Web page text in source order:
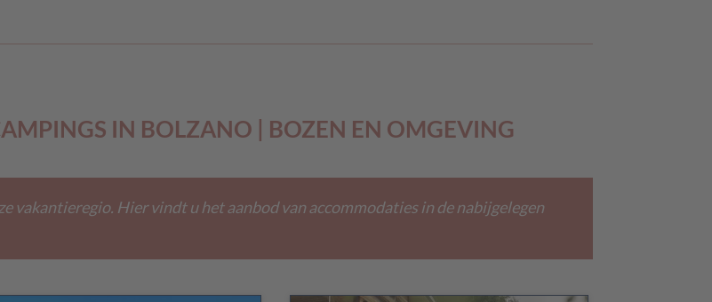
IN BOLZANO | BOZEN EN OMGEVING
vakantieregio. Hier vindt u het aanbod van accommodaties in de nabijgelegen